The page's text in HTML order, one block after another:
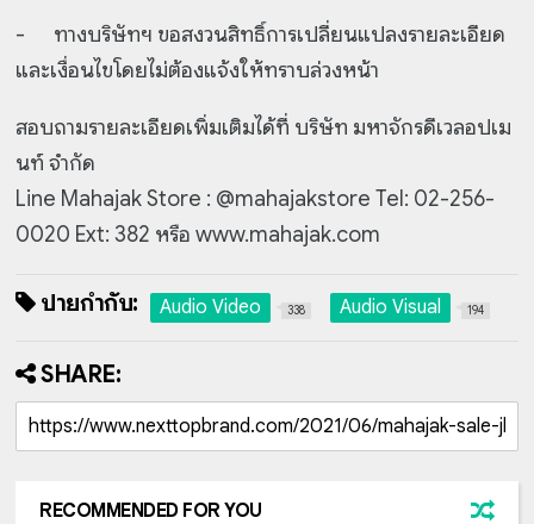
-
ทางบริษัทฯ ขอสงวนสิทธิ์การเปลี่ยนแปลงรายละเอียด
และเงื่อนไขโดยไม่ต้องแจ้งให้ทราบล่วงหน้า
สอบถามรายละเอียดเพิ่มเติมได้ที่ บริษัท มหาจักรดีเวลอปเม
นท์ จำกัด
Line Mahajak Store : @mahajakstoreTel: 02-256-
0020 Ext: 382 หรือ www.mahajak.com
ป้ายกำกับ: Audio Video 338 Audio Visual 194
SHARE:
RECOMMENDED FOR YOU